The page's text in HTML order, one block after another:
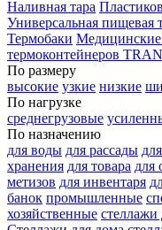
Наливная тара
Универсальная пищевая
Термобаки Медицинские
термоконтейнеров
По размеру
высокие узкие низкие
По нагрузке
среднегрузовые
По назначению
для воды для рассады
хранения для товара для
метизов для инвентаря
банок промышленные
хозяйственные